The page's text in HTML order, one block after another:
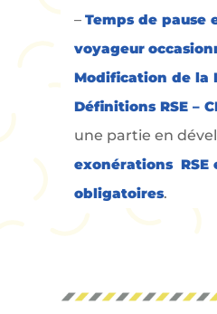
–Temps de pause
voyageur
Modification de la
Définitions RSE –
une partie en
exonérations RSE
obligatoires.